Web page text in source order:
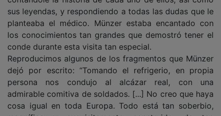
sus leyendas, y respondiendo a todas las dudas que le
planteaba el médico. Münzer estaba encantado con
los conocimientos tan grandes que demostró tener el
conde durante esta visita tan especial.
Reproducimos algunos de los fragmentos que Münzer
dejó por escrito: “Tomando el refrigerio, en propia
persona nos condujo al alcázar real, con una
admirable comitiva de soldados. [...] No creo que haya
cosa igual en toda Europa. Todo está tan soberbio,
magnífico y exquisitamente construido, de tan